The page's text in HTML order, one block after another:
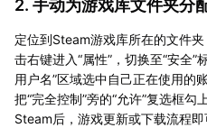
2. 手动为游戏库文件夹分
定位到Steam游戏库所在的文件
击右键进入“属性”，切换至“安全”
用户名”区域选中自己正在使用的
把“完全控制”旁的“允许”复选框
Steam后，游戏更新或下载流程即